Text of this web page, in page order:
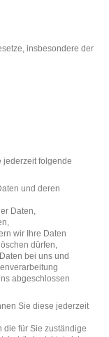
insbesondere der
jederzeit folgende
und deren
Daten,
wir Ihre Daten
dürfen,
bei uns und
abgeschlossen
Sie diese jederzeit
die für Sie zuständige